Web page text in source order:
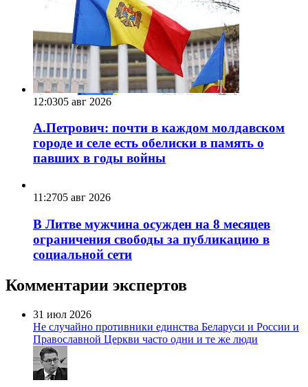
12:0305 авг 2026
А.Петрович: почти в каждом молдавском
городе и селе есть обелиски в память о
павших в годы войны
11:2705 авг 2026
В Литве мужчина осужден на 8 месяцев
ограничения свободы за публикацию в
социальной сети
Комментарии экспертов
31 июл 2026
Не случайно противники единства Беларуси и России и
Православной Церкви часто одни и те же люди